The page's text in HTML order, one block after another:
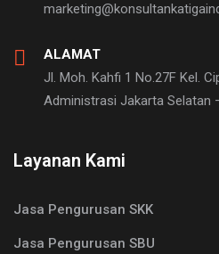
ALAMAT
Jl. Moh. Kahfi 1 No.27F Kel.
Administrasi Jakarta Selatan
Layanan Kami
Jasa Pengurusan SKK
Jasa Pengurusan SBU